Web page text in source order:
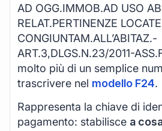
AD OGG.IMMOB.AD USO
RELAT.PERTINENZE LOCATE
CONGIUNTAM.ALL’ABITAZ.-
ART.3,DLGS.N.23/2011-
molto più di un semplice
trascrivere nel modello F24.
Rappresenta la chiave di
pagamento: stabilisce a